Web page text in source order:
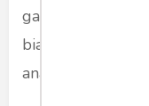
garis yang ada di
biasanya dipakai
anak, sweater,